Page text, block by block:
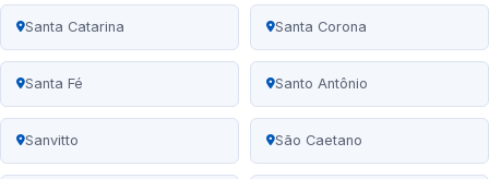
Santa Catarina Santa Corona
Santa Fé Santo Antônio
Sanvitto São Caetano